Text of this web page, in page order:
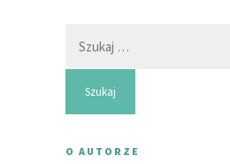
O AUTORZE